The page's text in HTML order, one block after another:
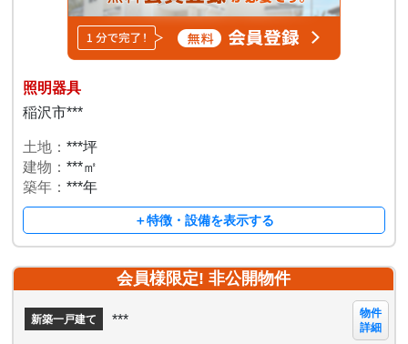
照明器具
稲沢市***
土地：***坪
建物：***㎡
築年：***年
＋特徴・設備を表示する
会員様限定! 非公開物件
新築一戸建て ***
物件
詳細